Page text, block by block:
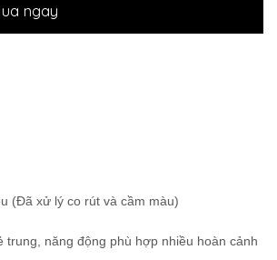
ngay
(Đã xử lý co rút và cầm màu)
trung, năng động phù hợp nhiều hoàn cảnh